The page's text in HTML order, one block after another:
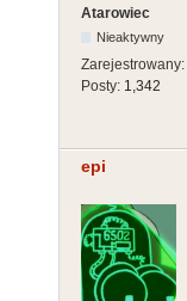
Atarowiec
Nieaktywny
Zarejestrowany:
Posty: 1,342
epi